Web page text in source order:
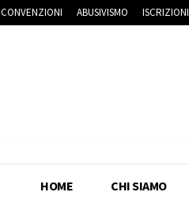
CONVENZIONI ABUSIVISMO ISCRIZIONI
HOME CHI SIAMO